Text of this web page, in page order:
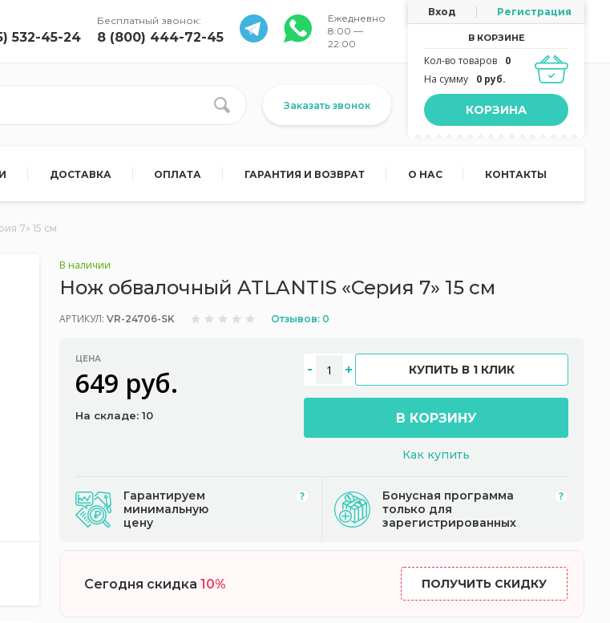
532-45-24
Бесплатный звонок:
8 (800) 444-72-45
Ежедневно
8:00 —
22:00
Вход Регистрация
В КОРЗИНЕ
Кол-во товаров
0
На сумму
0 руб.
КОРЗИНА
Заказать звонок
ДОСТАВКА ОПЛАТА ГАРАНТИЯ И ВОЗВРАТ О НАС КОНТАКТЫ
7» 15 см
В наличии
Нож обвалочный ATLANTIS «Серия 7» 15 см
АРТИКУЛ: VR-24706-SK Отзывов: 0
ЦЕНА
649 руб.
На складе: 10
КУПИТЬ В 1 КЛИК
В КОРЗИНУ
Как купить
Гарантируем
минимальную
цену
Бонусная программа
только для
зарегистрированных
Сегодня скидка 10% ПОЛУЧИТЬ СКИДКУ